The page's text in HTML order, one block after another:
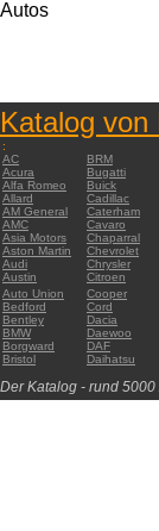
Autos
Katalog von
:
AC
BRM
Acura
Bugatti
Alfa Romeo
Buick
Allard
Cadillac
AM General
Caterham
AMC
Cavaro
Asia Motors
Chaparral
Aston Martin
Chevrolet
Audi
Chrysler
Austin
Citroen
Auto Union
Cooper
Bedford
Cord
Bentley
Dacia
BMW
Daewoo
Borgward
DAF
Bristol
Daihatsu
Der Katalog - rund